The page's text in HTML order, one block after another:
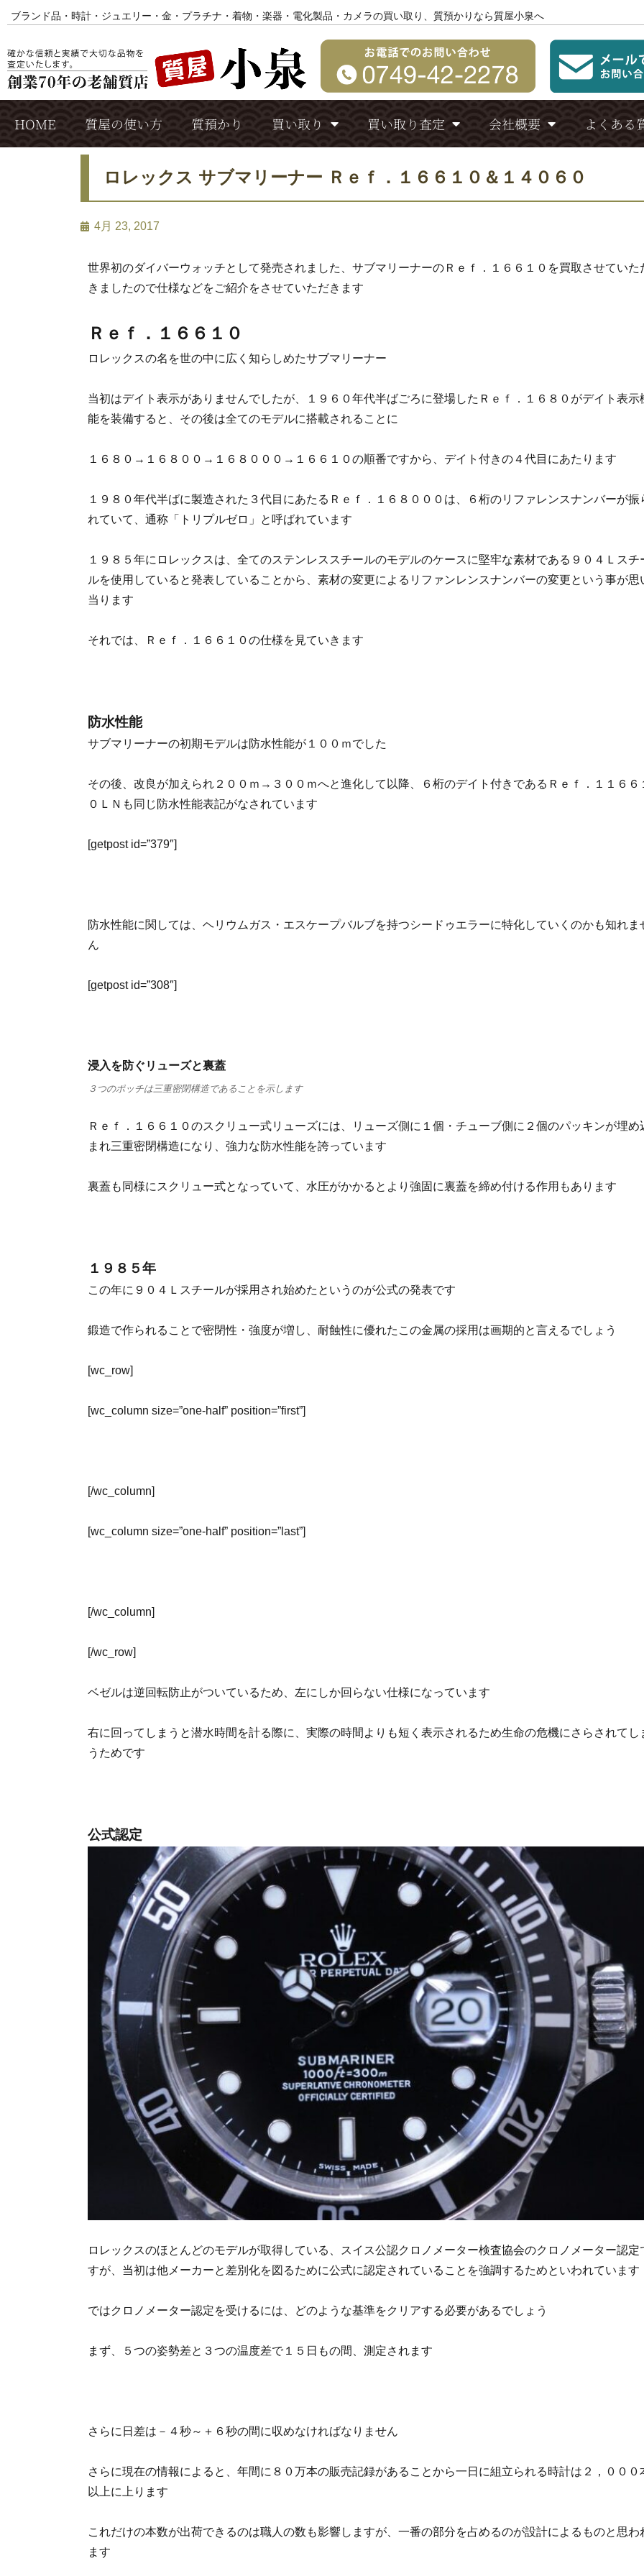
ブランド品・時計・ジュエリー・金・プラチナ・着物・楽器・電化製品・カメラの買い取り、質預かりなら質屋小泉へ
HOME 質屋の使い方 質預かり 買い取り 買い取り査定 会社概要 よくある
ロレックス サブマリーナー Ｒｅｆ．１６６１０＆１４０６０
4月 23, 2017
世界初のダイバーウォッチとして発売されました、サブマリーナーのＲｅｆ．１６６１０を買取させていた
きましたので仕様などをご紹介をさせていただきます
Ｒｅｆ．１６６１０
ロレックスの名を世の中に広く知らしめたサブマリーナー
当初はデイト表示がありませんでしたが、１９６０年代半ばごろに登場したＲｅｆ．１６８０がデイト表示
能を装備すると、その後は全てのモデルに搭載されることに
１６８０→１６８００→１６８０００→１６６１０の順番ですから、デイト付きの４代目にあたります
１９８０年代半ばに製造された３代目にあたるＲｅｆ．１６８０００は、６桁のリファレンスナンバーが振
れていて、通称「トリプルゼロ」と呼ばれています
１９８５年にロレックスは、全てのステンレススチールのモデルのケースに堅牢な素材である９０４Ｌスチ
ルを使用していると発表していることから、素材の変更によるリファンレンスナンバーの変更という事が思
当ります
それでは、Ｒｅｆ．１６６１０の仕様を見ていきます
防水性能
サブマリーナーの初期モデルは防水性能が１００ｍでした
その後、改良が加えられ２００ｍ→３００ｍへと進化して以降、６桁のデイト付きであるＲｅｆ．１１６６
０ＬＮも同じ防水性能表記がなされています
[getpost id=”379″]
防水性能に関しては、ヘリウムガス・エスケープバルブを持つシードゥエラーに特化していくのかも知れま
ん
[getpost id=”308″]
浸入を防ぐリューズと裏蓋
３つのポッチは三重密閉構造であることを示します
Ｒｅｆ．１６６１０のスクリュー式リューズには、リューズ側に１個・チューブ側に２個のパッキンが埋め
まれ三重密閉構造になり、強力な防水性能を誇っています
裏蓋も同様にスクリュー式となっていて、水圧がかかるとより強固に裏蓋を締め付ける作用もあります
１９８５年
この年に９０４Ｌスチールが採用され始めたというのが公式の発表です
鍛造で作られることで密閉性・強度が増し、耐蝕性に優れたこの金属の採用は画期的と言えるでしょう
[wc_row]
[wc_column size=”one-half” position=”first”]
[/wc_column]
[wc_column size=”one-half” position=”last”]
[/wc_column]
[/wc_row]
ベゼルは逆回転防止がついているため、左にしか回らない仕様になっています
右に回ってしまうと潜水時間を計る際に、実際の時間よりも短く表示されるため生命の危機にさらされてし
うためです
公式認定
ロレックスのほとんどのモデルが取得している、スイス公認クロノメーター検査協会のクロノメーター認定
すが、当初は他メーカーと差別化を図るために公式に認定されていることを強調するためといわれています
ではクロノメーター認定を受けるには、どのような基準をクリアする必要があるでしょう
まず、５つの姿勢差と３つの温度差で１５日もの間、測定されます
さらに日差は－４秒～＋６秒の間に収めなければなりません
さらに現在の情報によると、年間に８０万本の販売記録があることから一日に組立られる時計は２，０００
以上に上ります
これだけの本数が出荷できるのは職人の数も影響しますが、一番の部分を占めるのが設計によるものと思わ
ます